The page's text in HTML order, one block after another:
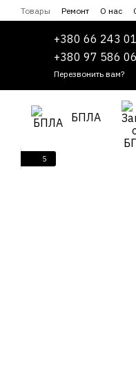
Перейти к основному
Товары Ремонт О нас
Сотрудничество
+380 66 243
+380 97 586
Перезвонить вам?
БПЛА
5